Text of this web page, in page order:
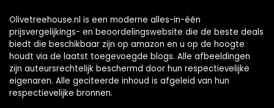
Olivetreehouse.nl is een moderne alles-in-één
prijsvergelijkings- en beoordelingswebsite die de beste deals
biedt die beschikbaar zijn op amazon en u op de hoogte
houdt via de laatst toegevoegde blogs. Alle afbeeldingen
zijn auteursrechtelijk beschermd door hun respectievelijke
eigenaren. Alle geciteerde inhoud is afgeleid van hun
respectievelijke bronnen.